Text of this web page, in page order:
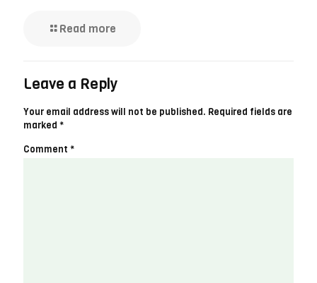
Read more
Leave a Reply
Your email address will not be published. Required fields are
marked *
Comment *